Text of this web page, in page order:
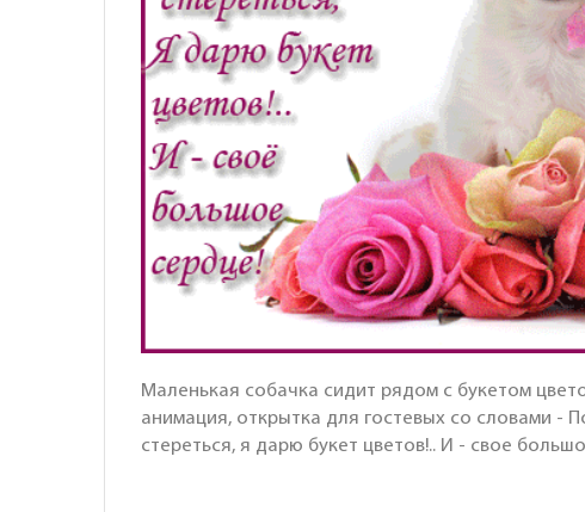
Маленькая собачка сидит рядом с букетом
анимация, открытка для гостевых со словами -
стереться, я дарю букет цветов!.. И - свое